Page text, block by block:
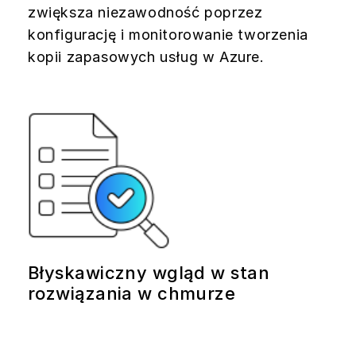
zwiększa niezawodność poprzez
konfigurację i monitorowanie tworzenia
kopii zapasowych usług w Azure.
Błyskawiczny wgląd w stan
rozwiązania w chmurze